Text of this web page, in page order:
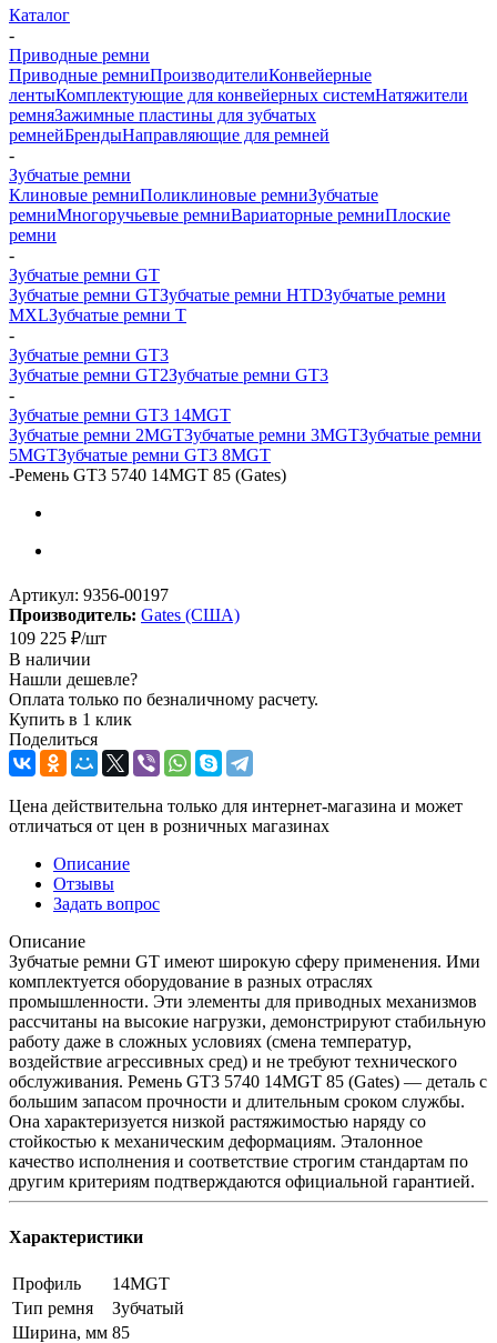
Каталог
-
Приводные ремни
Приводные ремниПроизводителиКонвейерные
лентыКомплектующие для конвейерных системНатяжители
ремняЗажимные пластины для зубчатых
ремнейБрендыНаправляющие для ремней
-
Зубчатые ремни
Клиновые ремниПоликлиновые ремниЗубчатые
ремниМногоручьевые ремниВариаторные ремниПлоские
ремни
-
Зубчатые ремни GT
Зубчатые ремни GTЗубчатые ремни HTDЗубчатые ремни
MXLЗубчатые ремни Т
-
Зубчатые ремни GT3
Зубчатые ремни GT2Зубчатые ремни GT3
-
Зубчатые ремни GT3 14MGT
Зубчатые ремни 2MGTЗубчатые ремни 3MGTЗубчатые ремни
5MGTЗубчатые ремни GT3 8MGT
-Ремень GT3 5740 14MGT 85 (Gates)
Артикул: 9356-00197
Производитель: Gates (США)
109 225 ₽/шт
В наличии
Нашли дешевле?
Оплата только по безналичному расчету.
Купить в 1 клик
Поделиться
Цена действительна только для интернет-магазина и может
отличаться от цен в розничных магазинах
Описание
Отзывы
Задать вопрос
Описание
Зубчатые ремни GT имеют широкую сферу применения. Ими
комплектуется оборудование в разных отраслях
промышленности. Эти элементы для приводных механизмов
рассчитаны на высокие нагрузки, демонстрируют стабильную
работу даже в сложных условиях (смена температур,
воздействие агрессивных сред) и не требуют технического
обслуживания. Ремень GT3 5740 14MGT 85 (Gates) — деталь с
большим запасом прочности и длительным сроком службы.
Она характеризуется низкой растяжимостью наряду со
стойкостью к механическим деформациям. Эталонное
качество исполнения и соответствие строгим стандартам по
другим критериям подтверждаются официальной гарантией.
Характеристики
Профиль
14MGT
Тип ремня
Зубчатый
Ширина, мм 85